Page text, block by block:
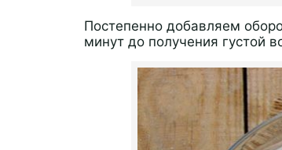
Постепенно добавляем
минут до получения густой